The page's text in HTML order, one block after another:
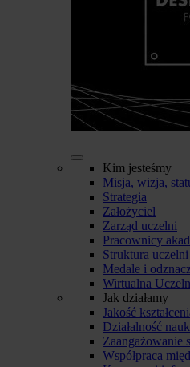
Kim jesteśmy
Misja, wizja,
Strategia
Założyciel
Zarząd uczelni
Pracownicy
Struktura uczelni
Medale i
Wirtualna
Jak działamy
Jakość
Działalność
Zaangażowanie
Współpraca